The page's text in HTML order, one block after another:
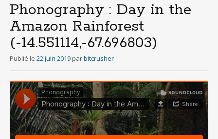
principal
Phonography : Day in the
Amazon Rainforest
(-14.551114,-67.696803)
Publié le 22 juin 2019 parbitcrusher